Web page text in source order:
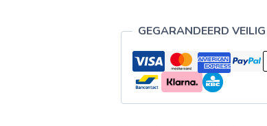
aantalGEGARANDEERD